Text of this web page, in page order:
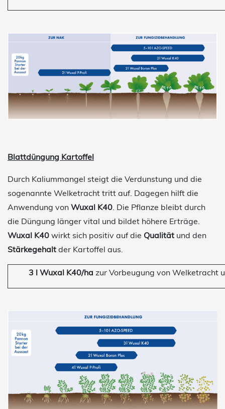
Blattdüngung Kartoffel
Durch Kaliummangel steigt die Verdunstung und die
sogenannte Welketracht tritt auf. Dagegen hilft die
Anwendung von Wuxal K40. Die Pflanze bleibt durch
die Düngung länger vital und bildet höhere Erträge.
Wuxal K40 wirkt sich positiv auf die Qualität und den
Stärkegehalt der Kartoffel aus.
3 l Wuxal K40/ha zur Vorbeugung von Welketracht